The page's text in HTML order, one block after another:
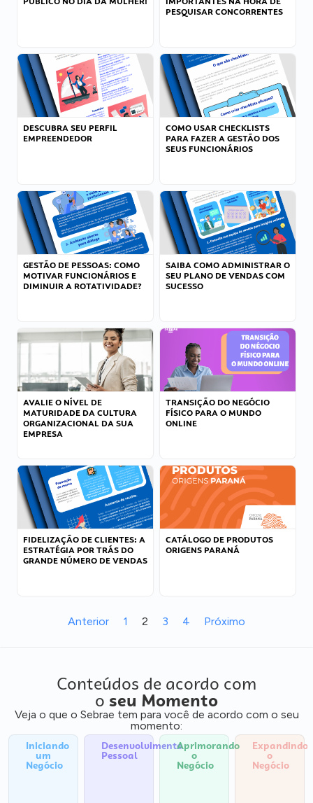
PESQUISAR CONCORRENTES
DESCUBRA SEU PERFIL
EMPREENDEDOR
COMO USAR CHECKLISTS
PARA FAZER A GESTÃO DOS
SEUS FUNCIONÁRIOS
GESTÃO DE PESSOAS: COMO
MOTIVAR FUNCIONÁRIOS E
DIMINUIR A ROTATIVIDADE?
SAIBA COMO ADMINISTRAR O
SEU PLANO DE VENDAS COM
SUCESSO
AVALIE O NÍVEL DE
MATURIDADE DA CULTURA
ORGANIZACIONAL DA SUA
EMPRESA
TRANSIÇÃO DO NEGÓCIO
FÍSICO PARA O MUNDO
ONLINE
FIDELIZAÇÃO DE CLIENTES: A
ESTRATÉGIA POR TRÁS DO
GRANDE NÚMERO DE VENDAS
CATÁLOGO DE PRODUTOS
ORIGENS PARANÁ
Anterior 1 2 3 4 Próximo
Conteúdos de acordo com
o seu Momento
Veja o que o Sebrae tem para você de acordo com o seu
momento:
Iniciando
um
Negócio
Desenvolvimento
Pessoal
Aprimorando
o
Negócio
Expandindo
o
Negócio